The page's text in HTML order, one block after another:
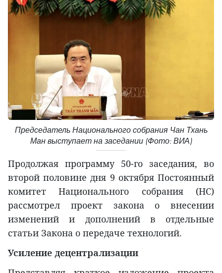
Председатель Национального собрания Чан Тхань
Ман выступает на заседании (Фото: ВИА)
Продолжая программу 50-го заседания, во
второй половине дня 9 октября Постоянный
комитет Национального собрания (НС)
рассмотрел проект закона о внесении
изменений и дополнений в отдельные
статьи Закона о передаче технологий.
Усиление децентрализации